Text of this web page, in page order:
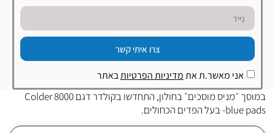
אני מאשר.ת אתמדיניות הפרטיותבאתר
צרו איתי קשר
במוסך ״מניס מוסכים״ בחולון, התחדשו בקולדר דגם Colder 8000
blue pads- בעל הפדים הכחולים.